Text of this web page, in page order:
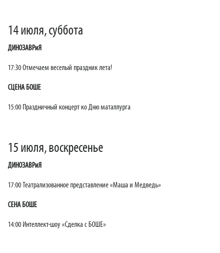
14 июля, суббота
ДИНОЗАВРиЯ
17:30 Отмечаем веселый праздник лета!
СЦЕНА БОШЕ
15:00 Праздничный концерт ко Дню маталлурга
15 июля, воскресенье
ДИНОЗАВРиЯ
17:00 Театрализованное представление «Маша и Медведь»
СЕНА БОШЕ
14:00 Интеллект-шоу «Сделка с БОШЕ»